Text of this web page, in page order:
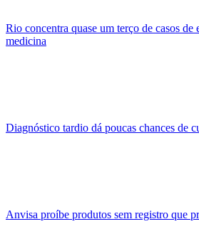
Rio concentra quase um terço de casos de
medicina
Diagnóstico tardio dá poucas chances de
Anvisa proíbe produtos sem registro que